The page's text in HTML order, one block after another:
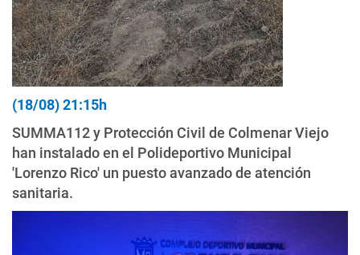
(18/08) 21:15h
SUMMA112 y Protección Civil de Colmenar Viejo
han instalado en el Polideportivo Municipal
'Lorenzo Rico' un puesto avanzado de atención
sanitaria.